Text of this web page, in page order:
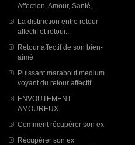
Affection, Amour, Santé,...
La distinction entre retour
affectif et retour...
Retour affectif de son bien-
aimé
Puissant marabout medium
voyant du retour affectif
ENVOUTEMENT
AMOUREUX
Comment récupérer son ex
Récupérer son ex